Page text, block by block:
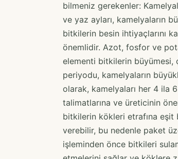
bilmeniz gerekenler:
ve yaz ayları, kamelyaların
bitkilerin besin ihtiyaçlarını
önemlidir. Azot, fosfor ve
elementi bitkilerin büyümesi,
periyodu, kamelyaların
olarak, kamelyaları her 4 ila
talimatlarına ve üreticinin
bitkilerin kökleri etrafına eşit
verebilir, bu nedenle paket
işleminden önce bitkileri